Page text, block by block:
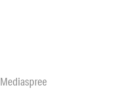
Mediaspree